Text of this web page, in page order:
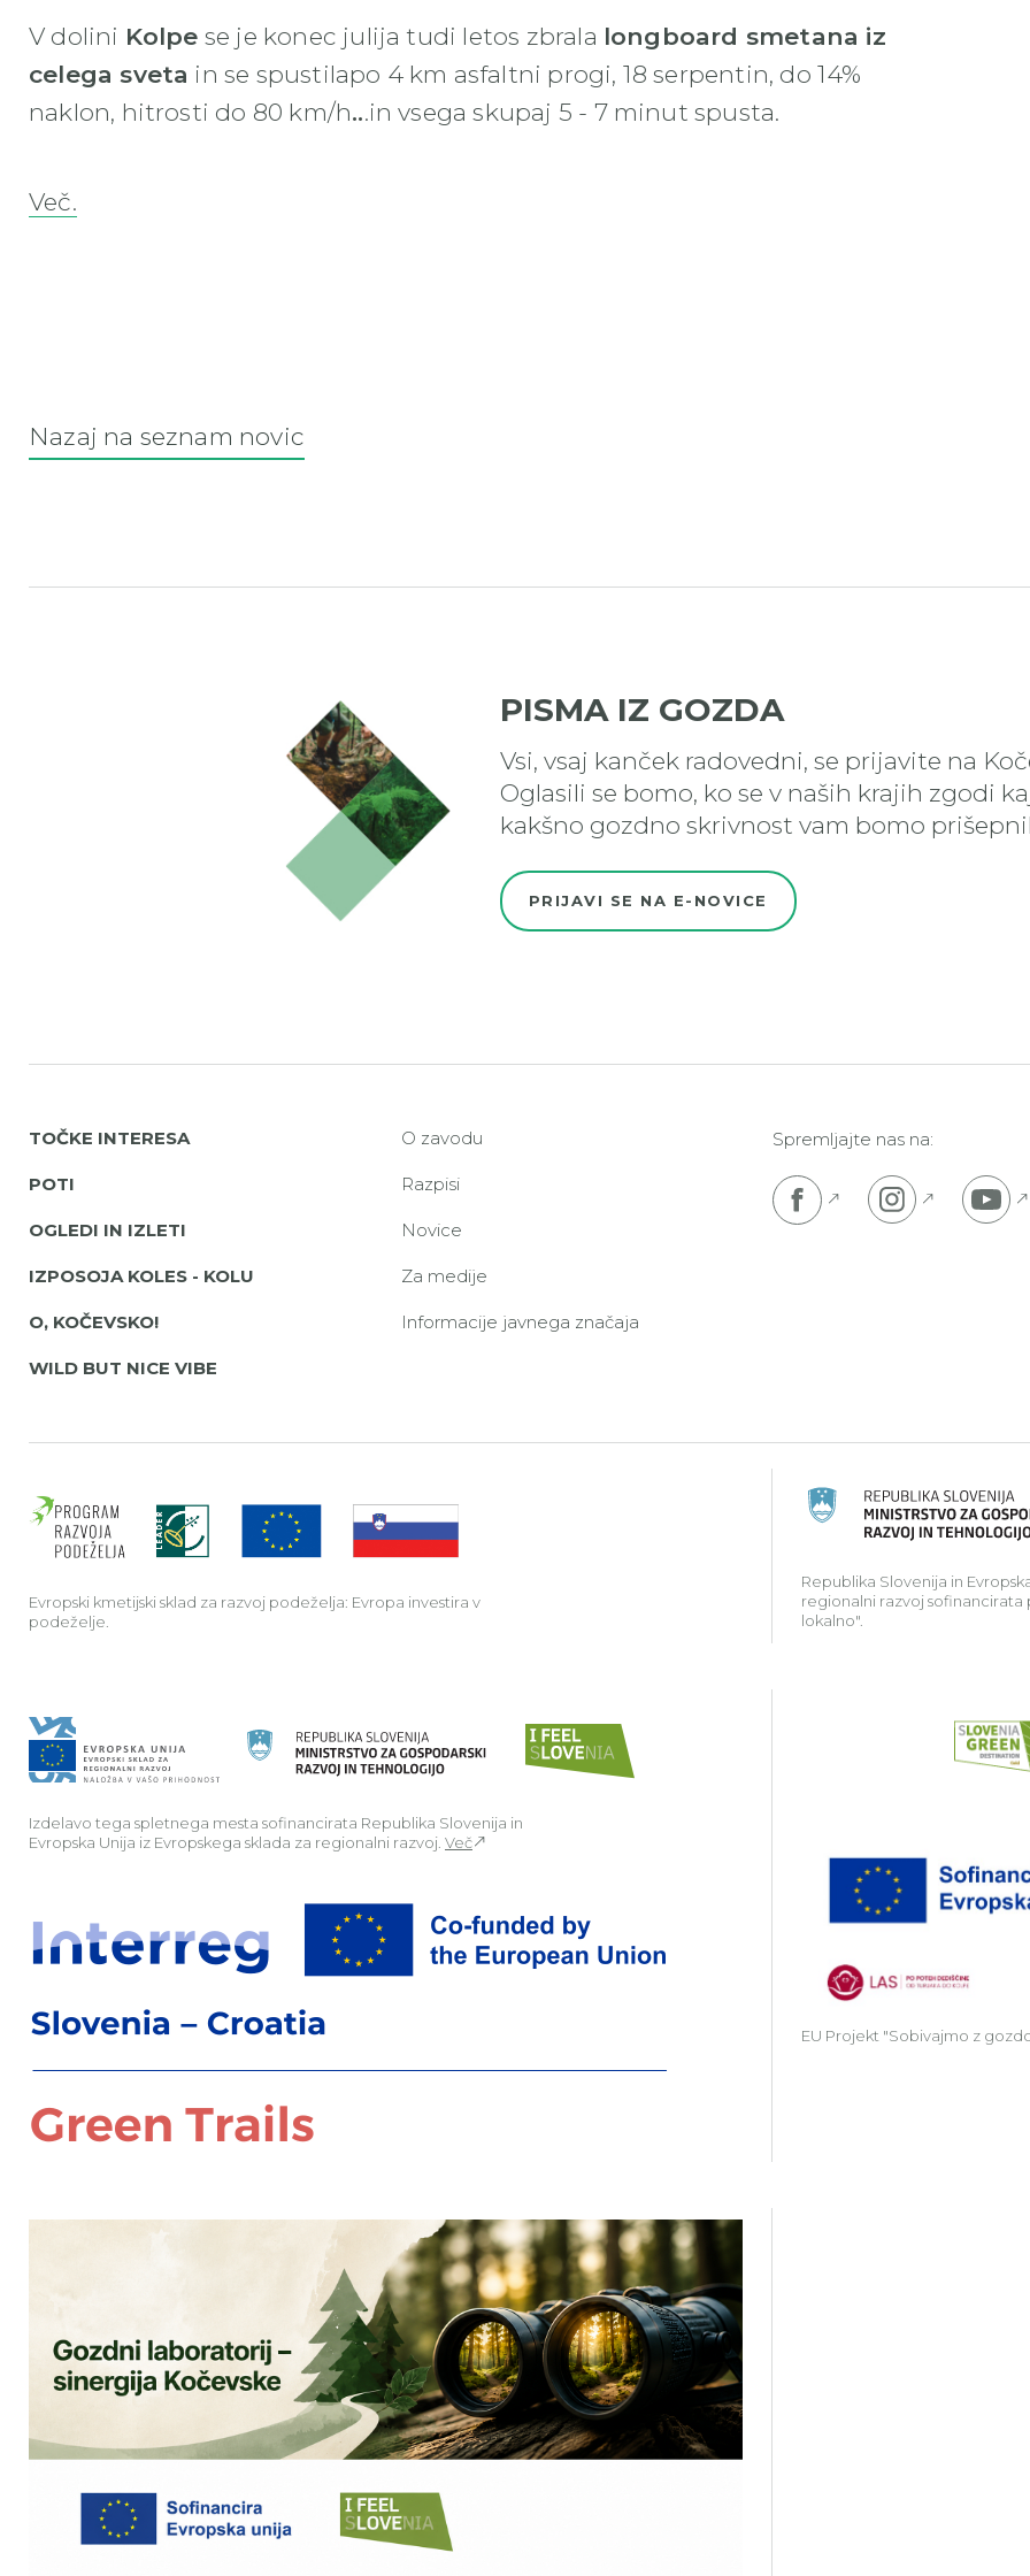
V dolini Kolpe se je konec julija tudi letos zbrala longboard smetana iz
celega sveta in se spustilapo 4 km asfaltni progi, 18 serpentin, do 14%
naklon, hitrosti do 80 km/h...in vsega skupaj 5 - 7 minut spusta.
Več.
Nazaj na seznam novic
PISMA IZ GOZDA
Vsi, vsaj kanček radovedni, se prijavite na
Oglasili se bomo, ko se v naših krajih zgodi
kakšno gozdno skrivnost vam bomo
PRIJAVI SE NA E-NOVICE
TOČKE INTERESA
POTI
OGLEDI IN IZLETI
IZPOSOJA KOLES - KOLU
O, KOČEVSKO!
WILD BUT NICE VIBE
O zavodu
Razpisi
Novice
Za medije
Informacije javnega značaja
Spremljajte nas na:
Pojdi na Facebook
Pojdi na
Evropski kmetijski sklad za razvoj podeželja: Evropa
Evropski kmetijski sklad za razvoj podeželja: Evropa investira v
podeželje.
Republika Slovenija in
regionalni razvoj
lokalno".
Izdelavo tega spletnega mesta sofinancirata Republika Slovenija in
Evropska Unija iz Evropskega sklada za regionalni razvoj. Več
Zavod Kočevsko partner v projektu
EU Projekt "Sobivajmo z